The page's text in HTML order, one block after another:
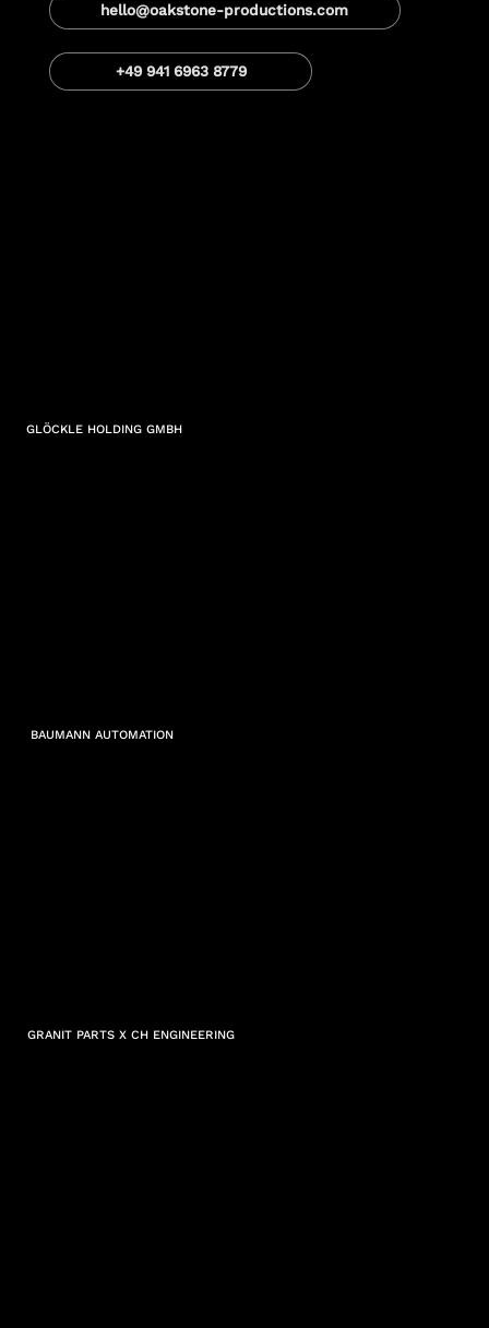
hello@oakstone-productions.com
+49 941 6963 8779
GLÖCKLE HOLDING GMBH
BAUMANN AUTOMATION
GRANIT PARTS X CH ENGINEERING